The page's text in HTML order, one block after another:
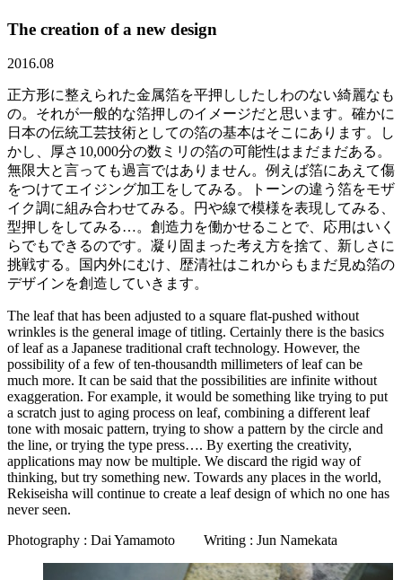
The creation of a new design
2016.08
正方形に整えられた金属箔を平押ししたしわのない綺麗なも
の。それが一般的な箔押しのイメージだと思います。確かに
日本の伝統工芸技術としての箔の基本はそこにあります。し
かし、厚さ10,000分の数ミリの箔の可能性はまだまだある。
無限大と言っても過言ではありません。例えば箔にあえて傷
をつけてエイジング加工をしてみる。トーンの違う箔をモザ
イク調に組み合わせてみる。円や線で模様を表現してみる、
型押しをしてみる…。創造力を働かせることで、応用はいく
らでもできるのです。凝り固まった考え方を捨て、新しさに
挑戦する。国内外にむけ、歴清社はこれからもまだ見ぬ箔の
デザインを創造していきます。
The leaf that has been adjusted to a square flat-pushed without
wrinkles is the general image of titling. Certainly there is the basics
of leaf as a Japanese traditional craft technology. However, the
possibility of a few of ten-thousandth millimeters of leaf can be
much more. It can be said that the possibilities are infinite without
exaggeration. For example, it would be something like trying to put
a scratch just to aging process on leaf, combining a different leaf
tone with mosaic pattern, trying to show a pattern by the circle and
the line, or trying the type press…. By exerting the creativity,
applications may now be multiple. We discard the rigid way of
thinking, but try something new. Towards any places in the world,
Rekiseisha will continue to create a leaf design of which no one has
never seen.
Photography : Dai Yamamoto Writing : Jun Namekata